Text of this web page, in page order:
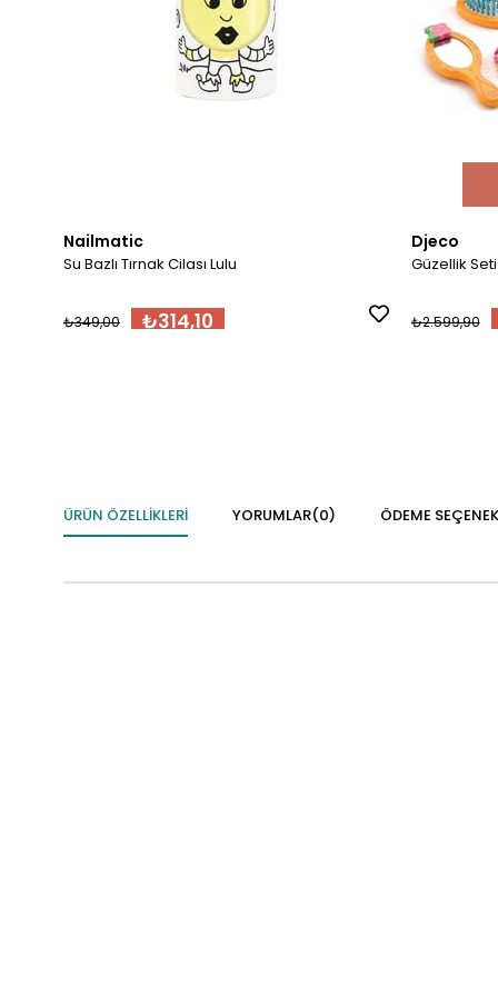
Nailmatic
Su Bazlı Tırnak Cilası Lulu
₺314,10
₺349,00
Djeco
Güzellik
₺2.599,90
ÜRÜN ÖZELLIKLERI YORUMLAR(0) ÖDEME